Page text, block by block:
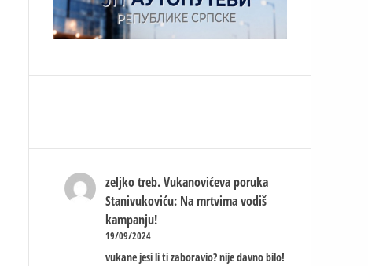
zeljko treb. Vukanovićeva poruka
Stanivukoviću: Na mrtvima vodiš
kampanju!
19/09/2024
vukane jesi li ti zaboravio? nije davno bilo!